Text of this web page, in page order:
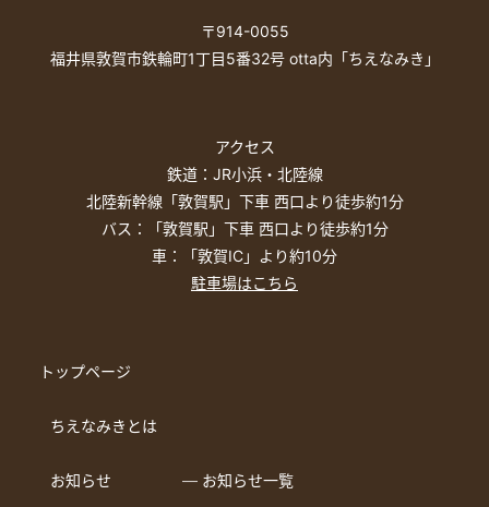
〒914-0055
福井県敦賀市鉄輪町1丁目5番32号 otta内「ちえなみき」
アクセス
鉄道：JR小浜・北陸線
北陸新幹線「敦賀駅」下車 西口より徒歩約1分
バス：「敦賀駅」下車 西口より徒歩約1分
車：「敦賀IC」より約10分
駐車場はこちら
トップページ
ちえなみきとは
お知らせ ― お知らせ一覧